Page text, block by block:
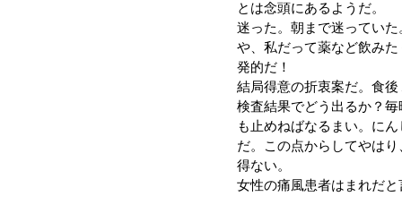
とは念頭にあるようだ。
迷った。朝まで迷ってい
や、私だって薬など飲み
発的だ！
結局得意の折衷案だ。食
検査結果でどう出るか？
も止めねばなるまい。に
だ。この点からしてやは
得ない。
女性の痛風患者はまれだ